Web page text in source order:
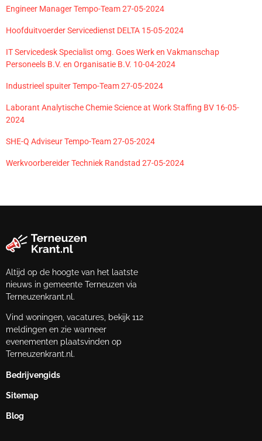
Engineer Manager Tempo-Team 27-05-2024
Hoofduitvoerder Servicedienst DELTA 15-05-2024
IT Servicedesk Specialist omg. Goes Werk en Vakmanschap
Personeels B.V. en Organisatie B.V. 10-04-2024
Industrieel spuiter Tempo-Team 27-05-2024
Laborant Analytische Chemie Science at Work Staffing BV 16-05-
2024
SHE-Q Adviseur Tempo-Team 27-05-2024
Werkvoorbereider Techniek Randstad 27-05-2024
Altijd op de hoogte van het laatste
nieuws in gemeente Terneuzen via
Terneuzenkrant.nl.
Vind woningen, vacatures, bekijk 112
meldingen en zie wanneer
evenementen plaatsvinden op
Terneuzenkrant.nl.
Bedrijvengids
Sitemap
Blog